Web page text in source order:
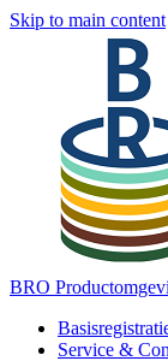
Skip to main content
BRO
Service &